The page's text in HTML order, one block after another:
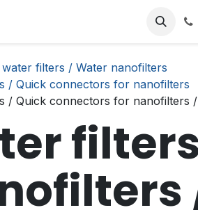
filters / Water nanofilters
/ Quick connectors for nanofilters
/ Quick connectors for nanofilters /